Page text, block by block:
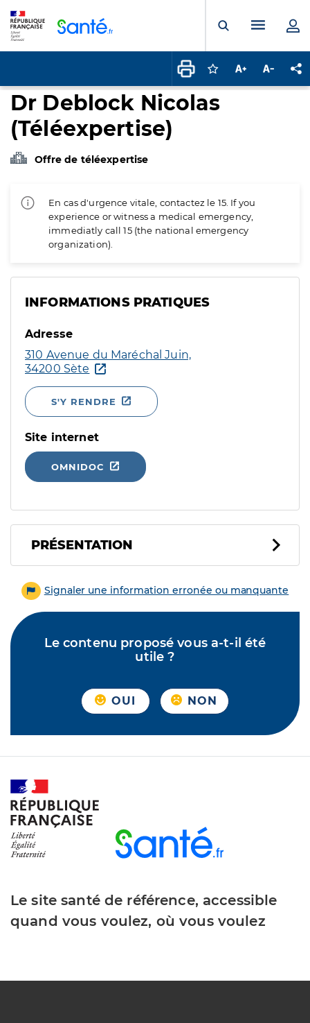
Ouvrir laMenu
Connectez-vous
Augmenter la
Dr Deblock Nicolas
(Téléexpertise)
Offre de téléexpertise
En cas d'urgence vitale, contactez le 15. If you
experience or witness a medical emergency,
immediatly call 15 (the national emergency
organization).
INFORMATIONS PRATIQUES
Adresse
310 Avenue du Maréchal Juin,
34200 Sète
S'Y RENDRE
Site internet
OMNIDOC
PRÉSENTATION
Signaler une information erronée ou manquante
Le contenu proposé vous a-t-il été
utile ?
OUI NON
Le site santé de référence, accessible
quand vous voulez, où vous voulez